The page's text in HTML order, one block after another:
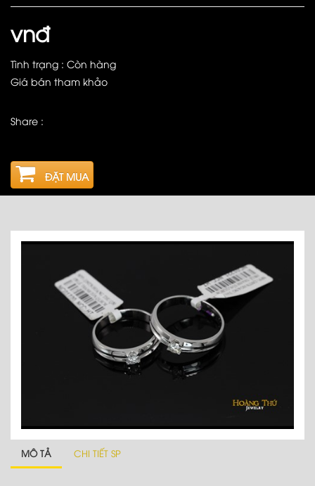
vnđ
Tình trạng : Còn hàng
Giá bán tham khảo
Share :
ĐẶT MUA
MÔ TẢ CHI TIẾT SP